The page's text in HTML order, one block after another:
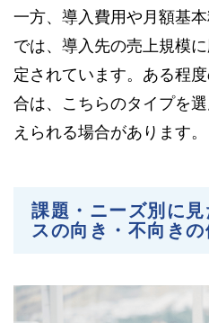
一方、導入費用や月額基
では、導入先の売上規模
定されています。ある程
合は、こちらのタイプを
えられる場合があります。
課題・ニーズ別に
スの向き・不向きの